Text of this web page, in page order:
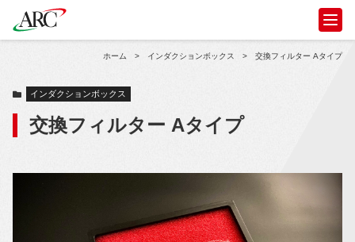
ホーム > インダクションボックス > 交換フィルター Aタイプ
インダクションボックス
交換フィルター Aタイプ